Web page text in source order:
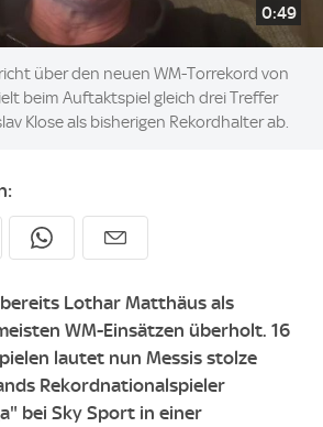
0:49
über den neuen WM-Torrekord von
beim Auftaktspiel gleich drei Treffer
Klose als bisherigen Rekordhalter ab.
Lothar Matthäus als
WM-Einsätzen überholt. 16
lautet nun Messis stolze
Rekordnationalspieler
bei Sky Sport in einer